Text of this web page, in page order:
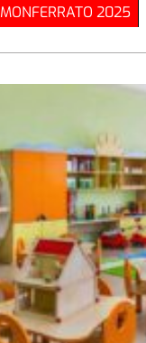
MONFERRATO 2025